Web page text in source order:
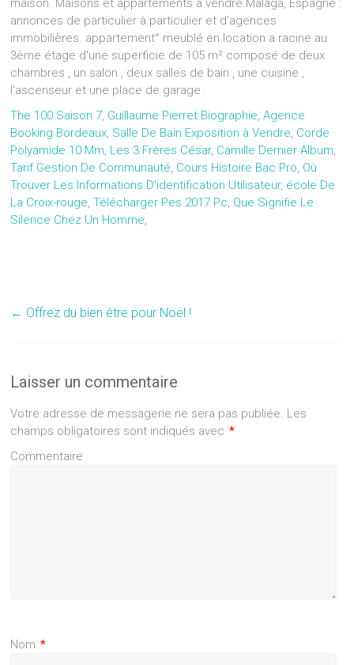
maison. Maisons et appartements à vendre Malaga, Espagne :
annonces de particulier à particulier et d'agences
immobilières. appartement° meublé en location a racine au
3ème étage d'une superficie de 105 m² composé de deux
chambres , un salon , deux salles de bain , une cuisine ,
l'ascenseur et une place de garage .
The 100 Saison 7, Guillaume Pierret Biographie,Agence
Booking Bordeaux, Salle De Bain Exposition à Vendre, Corde
Polyamide 10 Mm, Les 3 Frères César, Camille Dernier Album,
Tarif Gestion De Communauté, Cours Histoire Bac Pro, Où
Trouver Les Informations D'identification Utilisateur, école De
La Croix-rouge,Télécharger Pes 2017 Pc, Que Signifie Le
Silence Chez Un Homme,
← Offrez du bien être pour Noël !
Laisser un commentaire
Votre adresse de messagerie ne sera pas publiée. Les
champs obligatoires sont indiqués avec *
Commentaire
Nom *